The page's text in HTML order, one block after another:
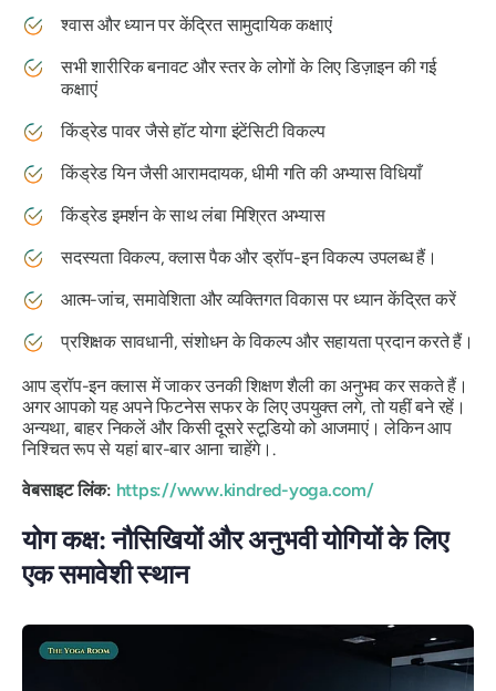
श्वास और ध्यान पर केंद्रित सामुदायिक कक्षाएं
सभी शारीरिक बनावट और स्तर के लोगों के लिए डिज़ाइन की गई
कक्षाएं
किंड्रेड पावर जैसे हॉट योगा इंटेंसिटी विकल्प
किंड्रेड यिन जैसी आरामदायक, धीमी गति की अभ्यास विधियाँ
किंड्रेड इमर्शन के साथ लंबा मिश्रित अभ्यास
सदस्यता विकल्प, क्लास पैक और ड्रॉप-इन विकल्प उपलब्ध हैं।
आत्म-जांच, समावेशिता और व्यक्तिगत विकास पर ध्यान केंद्रित करें
प्रशिक्षक सावधानी, संशोधन के विकल्प और सहायता प्रदान करते हैं।
आप ड्रॉप-इन क्लास में जाकर उनकी शिक्षण शैली का अनुभव कर सकते हैं।
अगर आपको यह अपने फिटनेस सफर के लिए उपयुक्त लगे, तो यहीं बने रहें।
अन्यथा, बाहर निकलें और किसी दूसरे स्टूडियो को आजमाएं। लेकिन आप
निश्चित रूप से यहां बार-बार आना चाहेंगे।.
वेबसाइट लिंक: https://www.kindred-yoga.com/
योग कक्ष: नौसिखियों और अनुभवी योगियों के लिए
एक समावेशी स्थान